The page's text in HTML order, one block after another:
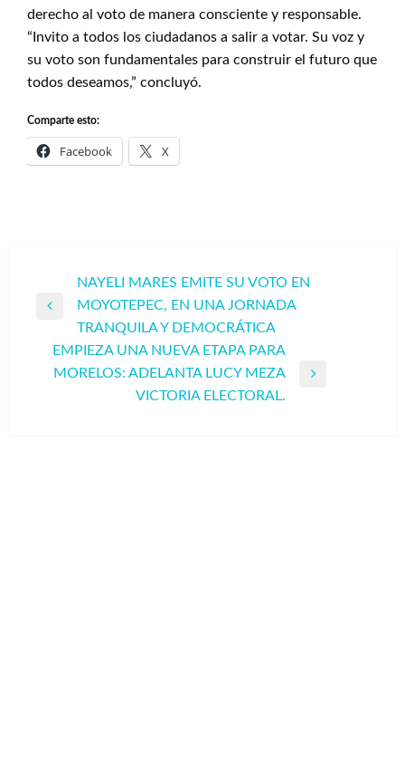
derecho al voto de manera consciente y responsable.
“Invito a todos los ciudadanos a salir a votar. Su voz y
su voto son fundamentales para construir el futuro que
todos deseamos,” concluyó.
Comparte esto:
Facebook X
Navegación
de
entradas
NAYELI MARES EMITE SU VOTO EN
MOYOTEPEC, EN UNA JORNADA
TRANQUILA Y DEMOCRÁTICA
EMPIEZA UNA NUEVA ETAPA PARA
MORELOS: ADELANTA LUCY MEZA
VICTORIA ELECTORAL.